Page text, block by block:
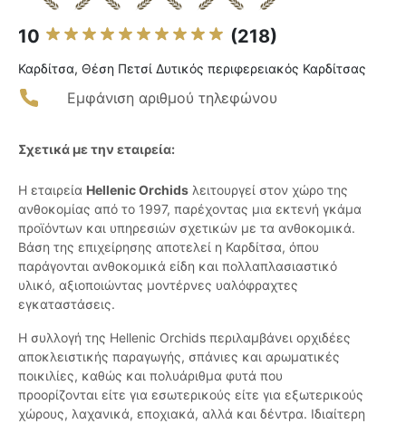
10 (218)
Καρδίτσα, Θέση Πετσί Δυτικός περιφερειακός Καρδίτσας
Εμφάνιση αριθμού τηλεφώνου
Σχετικά με την εταιρεία:
Η εταιρεία Hellenic Orchids λειτουργεί στον χώρο της
ανθοκομίας από το 1997, παρέχοντας μια εκτενή γκάμα
προϊόντων και υπηρεσιών σχετικών με τα ανθοκομικά.
Βάση της επιχείρησης αποτελεί η Καρδίτσα, όπου
παράγονται ανθοκομικά είδη και πολλαπλασιαστικό
υλικό, αξιοποιώντας μοντέρνες υαλόφραχτες
εγκαταστάσεις.
Η συλλογή της Hellenic Orchids περιλαμβάνει ορχιδέες
αποκλειστικής παραγωγής, σπάνιες και αρωματικές
ποικιλίες, καθώς και πολυάριθμα φυτά που
προορίζονται είτε για εσωτερικούς είτε για εξωτερικούς
χώρους, λαχανικά, εποχιακά, αλλά και δέντρα. Ιδιαίτερη